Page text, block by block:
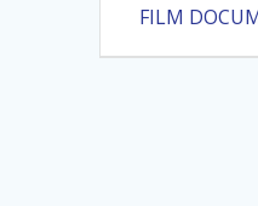
de
FILM